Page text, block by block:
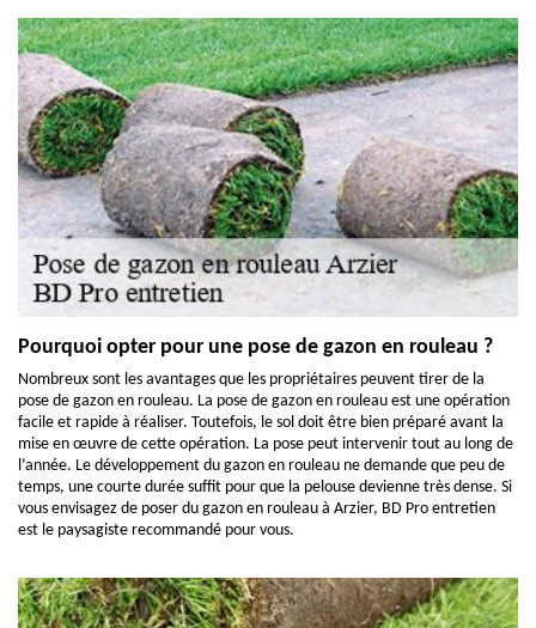
Pourquoi opter pour une pose de gazon en rouleau ?
Nombreux sont les avantages que les propriétaires peuvent tirer de la
pose de gazon en rouleau. La pose de gazon en rouleau est une opération
facile et rapide à réaliser. Toutefois, le sol doit être bien préparé avant la
mise en œuvre de cette opération. La pose peut intervenir tout au long de
l’année. Le développement du gazon en rouleau ne demande que peu de
temps, une courte durée suffit pour que la pelouse devienne très dense. Si
vous envisagez de poser du gazon en rouleau à Arzier, BD Pro entretien
est le paysagiste recommandé pour vous.